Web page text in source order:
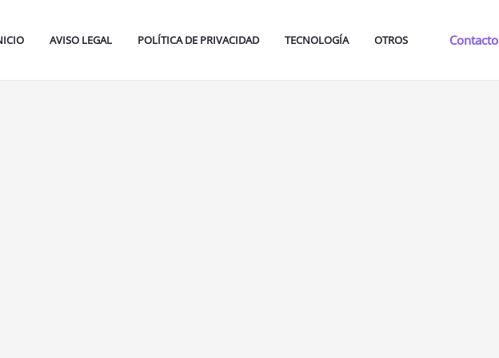
AVISO LEGAL POLÍTICA DE PRIVACIDAD TECNOLOGÍA OTROS Contacto